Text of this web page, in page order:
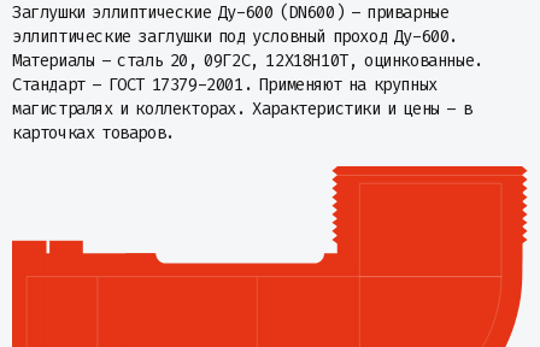
Заглушки эллиптические Ду-600 (DN600) – приварные
эллиптические заглушки под условный проход Ду-600.
Материалы – сталь 20, 09Г2С, 12Х18Н10Т, оцинкованные.
Стандарт – ГОСТ 17379-2001. Применяют на крупных
магистралях и коллекторах. Характеристики и цены – в
карточках товаров.